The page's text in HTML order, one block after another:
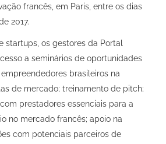
francês, em Paris, entre os dias
2017.
startups, os gestores da Portal
a seminários de oportunidades
brasileiros na
de mercado; treinamento de pitch;
prestadores essenciais para a
no mercado francês; apoio na
com potenciais parceiros de